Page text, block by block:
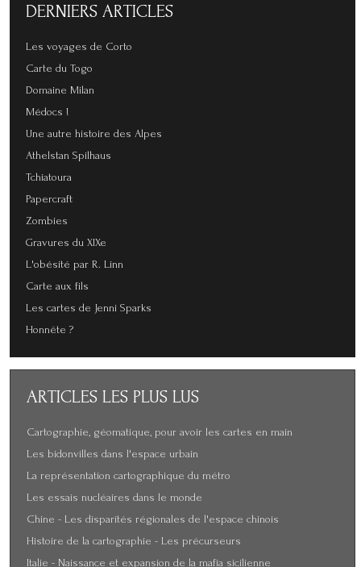
DERNIERS ARTICLES
Les voyages de Corto
Carte du Togo
Domaine Milan
Médocs !
Une autre histoire des Alpes
Athelstan Spilhaus
Tchiatoura
Papercraft
Zombies
Gravures du XIXe
L'obésité par R. Linn
Carte aux fils
Les cartes de Jenni Sparks
Honnête ?
ARTICLES LES PLUS LUS
Cartographie, géomatique, pour avoir les cartes en main
Les bidonvilles dans l'espace urbain
La représentation cartographique du métro
Les essais nucléaires dans le monde
Chine - Les disparités régionales de l'espace chinois
Histoire de la cartographie - Les précurseurs
Italie - Naissance et expansion de la mafia sicilienne